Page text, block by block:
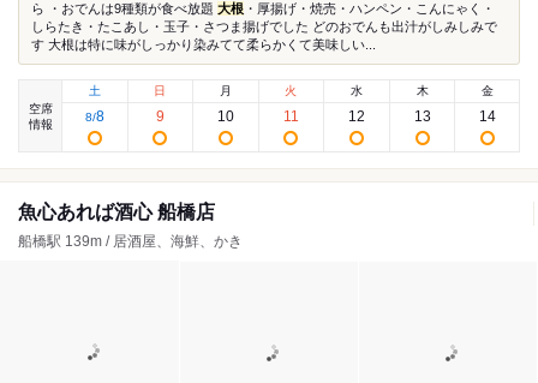
ら ・おでんは9種類が食べ放題 大根 ・厚揚げ・焼売・ハンペン・こんにゃく・
しらたき・たこあし・玉子・さつま揚げでした どのおでんも出汁がしみしみで
す 大根は特に味がしっかり染みてて柔らかくて美味しい...
空席
情報
土
8/8
日
9
月
10
火
11
水
12
木
13
金
14
魚心あれば酒心 船橋店
船橋駅 139m / 居酒屋、海鮮、かき